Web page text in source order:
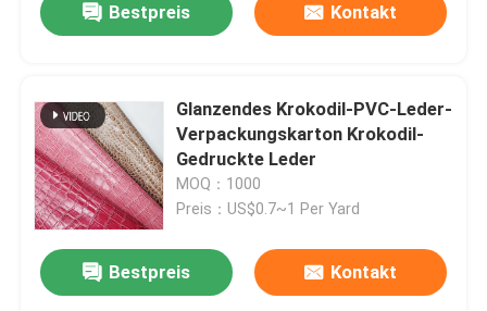
Startseite
Produkte
Über uns
Bestpreis Kontakt
Glanzendes Krokodil-PVC-Leder-
Verpackungskarton Krokodil-
Gedruckte Leder
MOQ：1000
Preis：US$0.7~1 Per Yard
Bestpreis Kontakt
1.2mm Stilvolle Gewebte Muster PVC Leder Handtasche Placemat Tapete Dekoration Kosmetik-Box Verpackung